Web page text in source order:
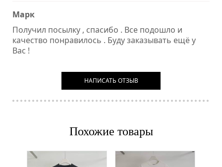
Марк
Получил посылку , спасибо . Все подошло и
качество понравилось . Буду заказывать ещё у
Вас !
НАПИСАТЬ ОТЗЫВ
Похожие товары